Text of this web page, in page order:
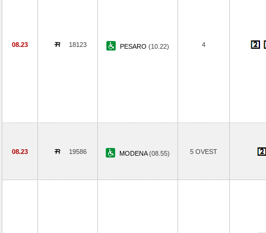
08.23 18123 PESARO (10.22) 4
08.23 19586 MODENA(08.55) 5 OVEST